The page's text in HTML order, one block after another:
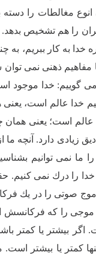
مغالطات را دسته
را هم تشخیص بدهد.
كار ببریم، به
ذهنى نمى
گوییم: خدا موجود
خدا عالم است،
عالم است؛ یعنى
زیادى دارد. آنچه
نمى توانیم
را درك نمى كنیم.
صوتى را در یك
موجى را كه
بیشتر یا كمتر
كمتر یا بیشتر